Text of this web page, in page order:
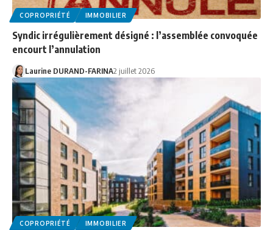
COPROPRIÉTÉ IMMOBILIER
Syndic irrégulièrement désigné : l’assemblée convoquée
encourt l’annulation
Laurine DURAND-FARINA2 juillet 2026
COPROPRIÉTÉ IMMOBILIER